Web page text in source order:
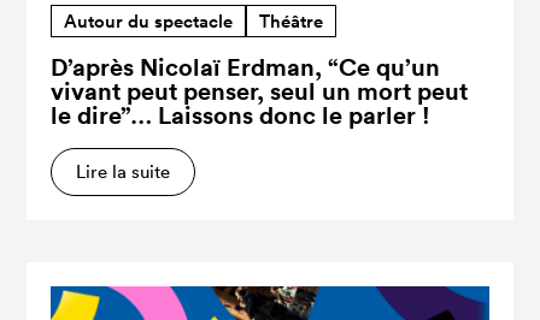
Autour du spectacle Théâtre
D’après Nicolaï Erdman, “Ce qu’un
vivant peut penser, seul un mort peut
le dire”… Laissons donc le parler !
Lire la suite